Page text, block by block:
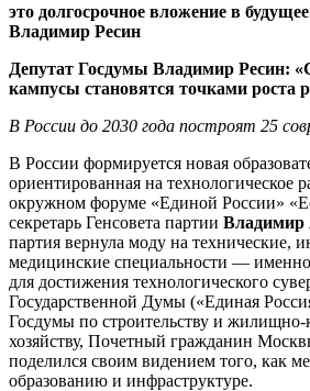
это долгосрочное вложение в
Владимир Ресин
Депутат Госдумы Владимир Ресин:
кампусы становятся точками роста
В России до 2030 года построят 25
В России формируется новая
ориентированная на технологическое
окружном форуме «Единой России»
секретарь Генсовета партии
партия вернула моду на технические,
медицинские специальности —
для достижения технологического
Государственной Думы («Единая
Госдумы по строительству и
хозяйству, Почетный гражданин
поделился своим видением того, как
образованию и инфраструктуре.